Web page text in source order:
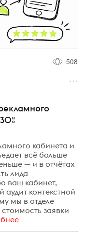
508
кабинета и
всё больше
— и в отчётах
лида
ваш кабинет,
контекстной
мы в отделе
заявки